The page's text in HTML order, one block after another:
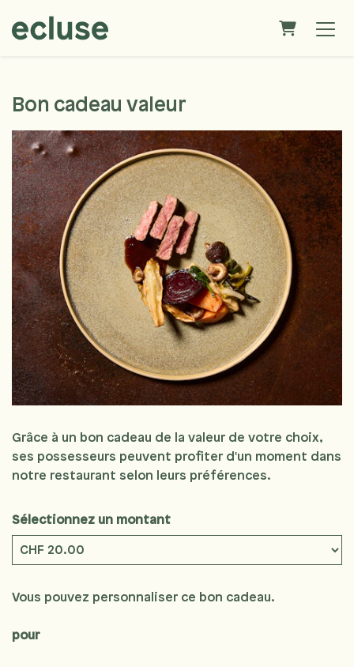
Panier
Bon cadeau valeur
Grâce à un bon cadeau de la valeur de votre choix,
ses possesseurs peuvent profiter d'un moment dans
notre restaurant selon leurs préférences.
Sélectionnez un montant
Vous pouvez personnaliser ce bon cadeau.
pour